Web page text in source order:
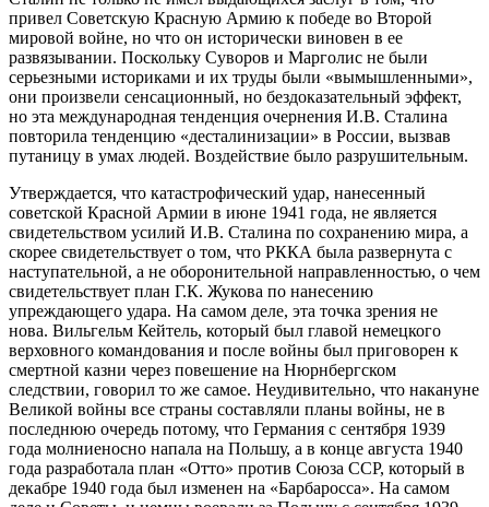
привел Советскую Красную Армию к победе во Второй
мировой войне, но что он исторически виновен в ее
развязывании. Поскольку Суворов и Марголис не были
серьезными историками и их труды были «вымышленными»,
они произвели сенсационный, но бездоказательный эффект,
но эта международная тенденция очернения И.В. Сталина
повторила тенденцию «десталинизации» в России, вызвав
путаницу в умах людей. Воздействие было разрушительным.
Утверждается, что катастрофический удар, нанесенный
советской Красной Армии в июне 1941 года, не является
свидетельством усилий И.В. Сталина по сохранению мира, а
скорее свидетельствует о том, что РККА была развернута с
наступательной, а не оборонительной направленностью, о чем
свидетельствует план Г.К. Жукова по нанесению
упреждающего удара. На самом деле, эта точка зрения не
нова. Вильгельм Кейтель, который был главой немецкого
верховного командования и после войны был приговорен к
смертной казни через повешение на Нюрнбергском
следствии, говорил то же самое. Неудивительно, что накануне
Великой войны все страны составляли планы войны, не в
последнюю очередь потому, что Германия с сентября 1939
года молниеносно напала на Польшу, а в конце августа 1940
года разработала план «Отто» против Союза ССР, который в
декабре 1940 года был изменен на «Барбаросса». На самом